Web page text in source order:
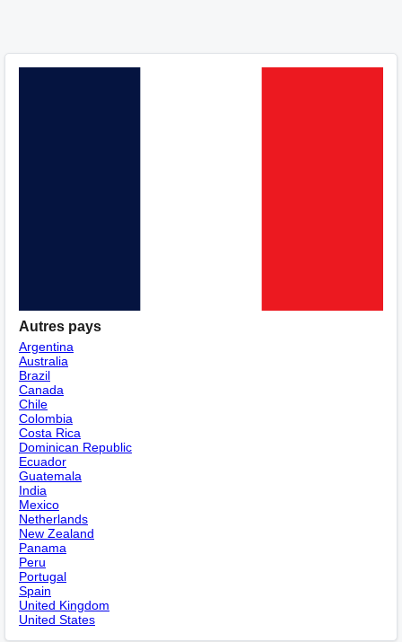
Autres pays
Argentina
Australia
Brazil
Canada
Chile
Colombia
Costa Rica
Dominican Republic
Ecuador
Guatemala
India
Mexico
Netherlands
New Zealand
Panama
Peru
Portugal
Spain
United Kingdom
United States